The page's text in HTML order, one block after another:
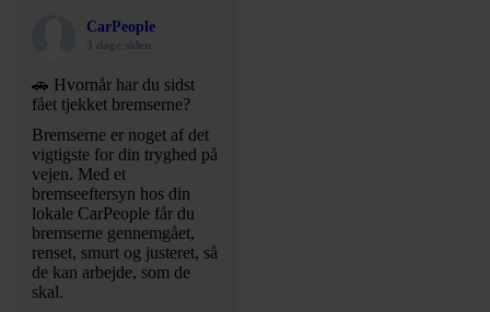
CarPeople
3 dage siden
🚗 Hvornår har du sidst
fået tjekket bremserne?
Bremserne er noget af det
vigtigste for din tryghed på
vejen. Med et
bremseeftersyn hos din
lokale CarPeople får du
bremserne gennemgået,
renset, smurt og justeret, så
de kan arbejde, som de
skal.